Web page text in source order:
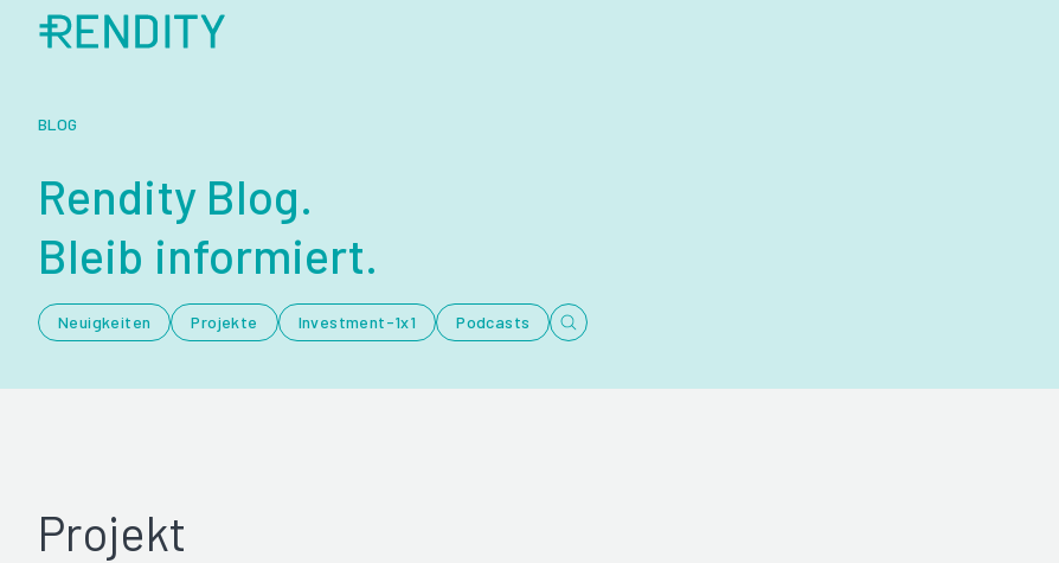
BLOG
Rendity Blog.
Bleib informiert.
Neuigkeiten Projekte Investment-1x1 Podcasts
Projekt